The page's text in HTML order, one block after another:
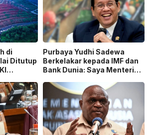
di
Ditutup
Purbaya Yudhi Sadewa
Berkelakar kepada IMF dan
Bank Dunia: Saya Menteri
Beruntung di Dunia!